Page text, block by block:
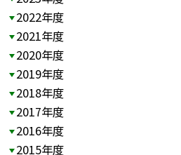
2022年度
2021年度
2020年度
2019年度
2018年度
2017年度
2016年度
2015年度